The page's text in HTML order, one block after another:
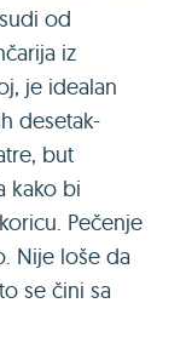
od
iz
je idealan
desetak-
but
kako bi
Pečenje
Nije loše da
se čini sa